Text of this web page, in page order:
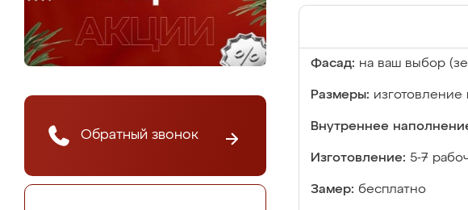
Обратный звонок
Фасад: на ваш выбор
Размеры:
Внутреннее
Изготовление: 5-7
Замер: бесплатно